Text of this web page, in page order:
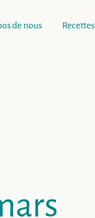
de nous Recettes